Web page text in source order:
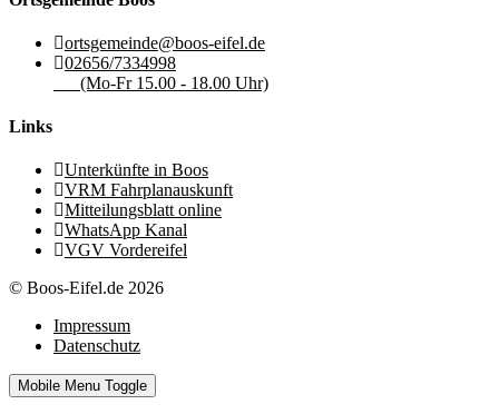
ortsgemeinde@boos-eifel.de
02656/7334998
(Mo-Fr 15.00 - 18.00 Uhr)
Links
Unterkünfte in Boos
VRM Fahrplanauskunft
Mitteilungsblatt online
WhatsApp Kanal
VGV Vordereifel
© Boos-Eifel.de 2026
Impressum
Datenschutz
Mobile Menu Toggle